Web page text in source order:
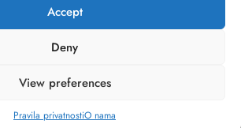
Accept
Deny
View preferences
Pravila privatnostiO nama
O nama Uslovi
Kontakt
Kulturni kišobran| Powered BySpiceThemes